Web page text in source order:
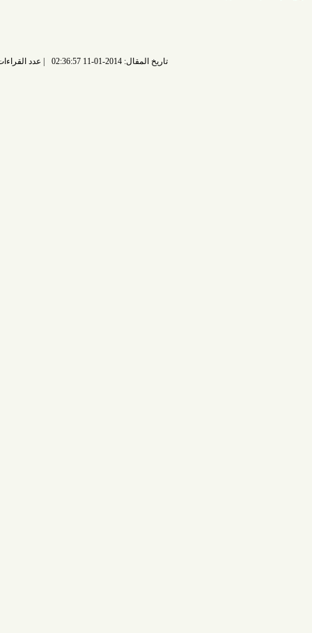
عدد القراءات: 7481 قراءة |